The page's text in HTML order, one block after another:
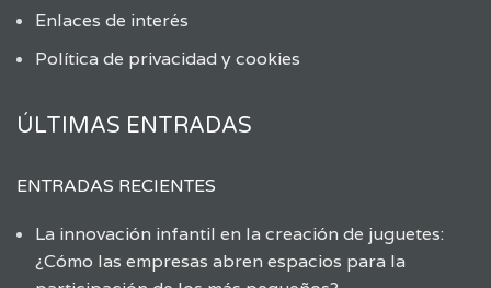
Enlaces de interés
Política de privacidad y cookies
ÚLTIMAS ENTRADAS
ENTRADAS RECIENTES
La innovación infantil en la creación de juguetes:
¿Cómo las empresas abren espacios para la